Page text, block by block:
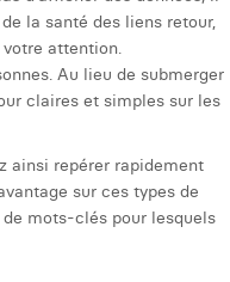
la santé des liens retour,
attention.
Au lieu de submerger
claires et simples sur les
ainsi repérer rapidement
sur ces types de
mots-clés pour lesquels